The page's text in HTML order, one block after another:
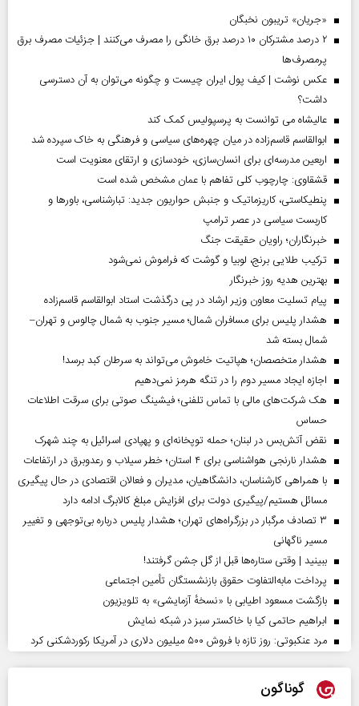
«جریان» تریبون نخبگان
۲ درصد مشترکان ۱۰ درصد برق خانگی را مصرف می‌کنند | جزئیات مصرف برق
پرمصرف‌ها
عکس نوشت | کیف پول ایران چیست و چگونه می‌توان به آن دسترسی
داشت؟
عالیشاه می توانست به پرسپولیس کمک کند
ابوالقاسم قاسم‌زاده در میان چهره‌های سیاسی و فرهنگی به خاک سپرده شد
اربعین مدرسه‌ای برای انسان‌سازی، خودسازی و ارتقای معنویت است
قشقاوی: چارچوب کلی تفاهم با عمان مشخص شده است
پنطیکاستی، کاریزماتیک و جنبش حواریون جدید: تبارشناسی، باور‌ها و
کاربست سیاسی در عصر ترامپ
خبرنگاران؛ راویان حقیقت جنگ
ترکیب طلایی برنج، لوبیا و گوشت که فراموش نمی‌شود
بهترین هدیه روز خبرنگار
پیام تسلیت معاون وزیر ارشاد در پی درگذشت استاد ابوالقاسم قاسم‌زاده
هشدار پلیس برای مسافران شمال؛ مسیر جنوب به شمال چالوس و تهران–
شمال بسته شد
هشدار متخصصان؛ هپاتیت خاموش می‌تواند به سرطان کبد برسد!
اجازه ایجاد مسیر دوم را در تنگه هرمز نمی‌دهیم
هک شرکت‌های مالی با تماس تلفنی؛ فیشینگ صوتی برای سرقت اطلاعات
حساس
نقض آتش‌بس در لبنان؛ حمله توپخانه‌ای و پهپادی اسرائیل به چند شهرک
هشدار نارنجی هواشناسی برای ۴ استان؛ خطر سیلاب و رعدوبرق در ارتفاعات
با همراهی کارشناسان، دانشگاهیان، مدیران و فعالان اقتصادی در حال پیگیری
مسائل هستیم/پیگیری دولت برای افزایش مبلغ کالابرگ ادامه دارد
۳ تصادف مرگبار در بزرگراه‌های تهران؛ هشدار پلیس درباره بی‌توجهی و تغییر
مسیر ناگهانی
ببینید | وقتی ستاره‌ها قبل از گل جشن گرفتند!
پرداخت مابه‌التفاوت حقوق بازنشستگان تأمین اجتماعی
بازگشت مسعود اطیابی با «نسخهٔ آزمایشی» به تلویزیون
ابراهیم حاتمی کیا با خاکستر سبز در شبکه نمایش
مرد عنکبوتی: روز تازه با فروش ۵۰۰ میلیون دلاری در آمریکا رکوردشکنی کرد
گوناگون